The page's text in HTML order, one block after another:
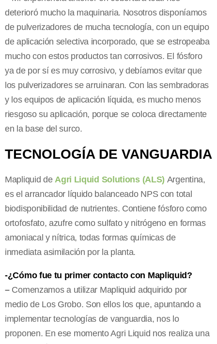
deterioró mucho la maquinaria. Nosotros disponíamos
de pulverizadores de mucha tecnología, con un equipo
de aplicación selectiva incorporado, que se estropeaba
mucho con estos productos tan corrosivos. El fósforo
ya de por sí es muy corrosivo, y debíamos evitar que
los pulverizadores se arruinaran. Con las sembradoras
y los equipos de aplicación líquida, es mucho menos
riesgoso su aplicación, porque se coloca directamente
en la base del surco.
TECNOLOGÍA DE VANGUARDIA
Mapliquid deAgri Liquid Solutions (ALS) Argentina,
es el arrancador líquido balanceado NPS con total
biodisponibilidad de nutrientes. Contiene fósforo como
ortofosfato, azufre como sulfato y nitrógeno en formas
amoniacal y nítrica, todas formas químicas de
inmediata asimilación por la planta.
-¿Cómo fue tu primer contacto con Mapliquid?
– Comenzamos a utilizar Mapliquid adquirido por
medio de Los Grobo. Son ellos los que, apuntando a
implementar tecnologías de vanguardia, nos lo
proponen. En ese momento Agri Liquid nos realiza una